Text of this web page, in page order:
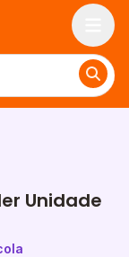
Unidade